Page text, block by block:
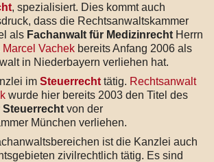
, spezialisiert. Dies kommt auch
dass die Rechtsanwaltskammer
als Fachanwalt für Medizinrecht Herrn
Marcel Vachek bereits Anfang 2006 als
in Niederbayern verliehen hat.
im Steuerrecht tätig. Rechtsanwalt
wurde hier bereits 2003 den Titel des
Steuerrecht von der
München verliehen.
ist die Kanzlei auch
zivilrechtlich tätig. Es sind